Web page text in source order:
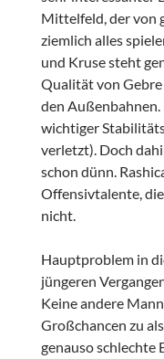
Mittelfeld, der von
ziemlich alles
und Kruse steht
Qualität von Gebre
den Außenbahnen.
wichtiger
verletzt). Doch
schon dünn.
Offensivtalente,
nicht.
Hauptproblem in
jüngeren
Keine andere
Großchancen zu
genauso schlechte